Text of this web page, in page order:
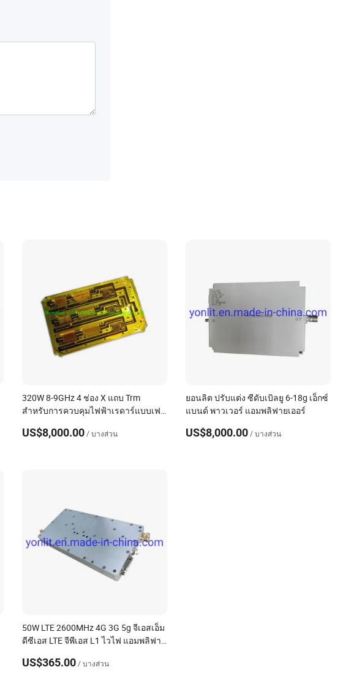
320W 8-9GHz 4 ช่อง X แถบ Trm
สำหรับการควบคุมไฟฟ้าเรดาร์แบบเฟส
US$8,000.00 / บางส่วน
ยอนลิต ปรับแต่ง ซีดับเบิลยู 6-18g เอ็กซ์
แบนด์ พาวเวอร์ แอมพลิฟายเออร์
US$8,000.00/ บางส่วน
50W LTE 2600MHz 4G 3G 5g จีเอสเอ็ม
ดีซีเอส LTE จีพีเอส L1 ไวไฟ แอมพลิฟาย
US$365.00 / บางส่วน